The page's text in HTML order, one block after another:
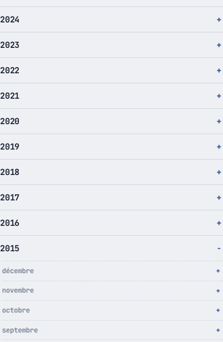
2024
2023
2022
2021
2020
2019
2018
2017
2016
2015
décembre
novembre
octobre
septembre